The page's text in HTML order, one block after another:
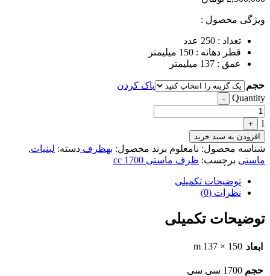
ویژگی محصول :
تعداد : 250 عدد
قطر دهانه : 150 میلیمتر
عمق : 137 میلیمتر
حجم
پاک کردن
Quantity
-
1
+
افزودن به سبد خرید
شناسه محصول: نامعلوم برند محصول: بهظرف دسته: لبنیات,
ماستی برچسب: ظرف ماستی 1700 cc
توضیحات تکمیلی
نظرات (0)
توضیحات تکمیلی
ابعاد 150 × 137 m
حجم 1700 سی سی